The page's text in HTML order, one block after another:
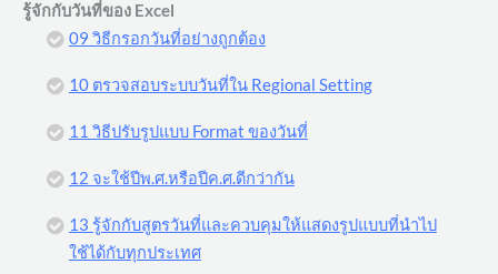
รู้จักกับวันที่ของ Excel
09 วิธีกรอกวันที่อย่างถูกต้อง
10 ตรวจสอบระบบวันที่ใน Regional Setting
11 วิธีปรับรูปแบบ Format ของวันที่
12 จะใช้ปีพ.ศ.หรือปีค.ศ.ดีกว่ากัน
13 รู้จักกับสูตรวันที่และควบคุมให้แสดงรูปแบบที่นำไป
ใช้ได้กับทุกประเทศ